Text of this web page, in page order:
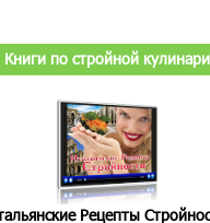
Книги по стройной
Рецепты